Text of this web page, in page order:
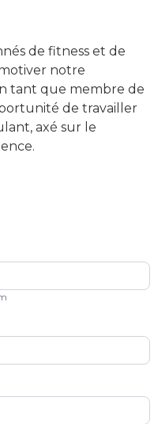
de fitness et de
notre
tant que membre de
de travailler
axé sur le